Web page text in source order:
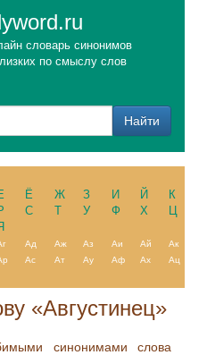
словарь синонимов
по смыслу слов
Ё Ж З И Й
К
С Т У Ф Х
Ц
Ад Аж Аз Аи Ай
Ак
Ас Ат Ау Аф Ах
Ац
«Августинец»
синонимами слова